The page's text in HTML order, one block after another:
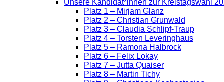
Unsere Kandidat*innen zur Kreistagswahl
Platz 1 – Mirjam Glanz
Platz 2 – Christian Grunwald
Platz 3 – Claudia Schlipf-Traup
Platz 4 – Torsten Leveringhaus
Platz 5 – Ramona Halbrock
Platz 6 – Felix Lokay
Platz 7 – Jutta Quaiser
Platz 8 – Martin Tichy